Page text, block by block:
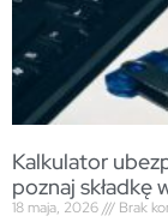
Kalkulator
poznaj składkę
18 maja, 2026 Brak